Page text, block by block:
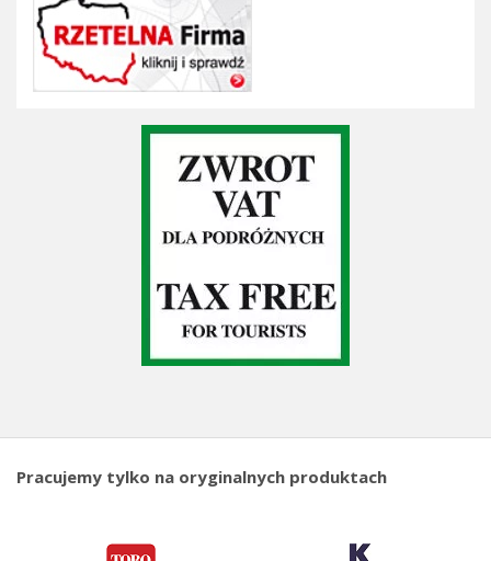
Pracujemy tylko na oryginalnych produktach